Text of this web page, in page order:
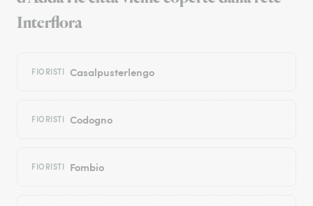
Interflora
FIORISTI Casalpusterlengo
FIORISTI Codogno
FIORISTI Fombio